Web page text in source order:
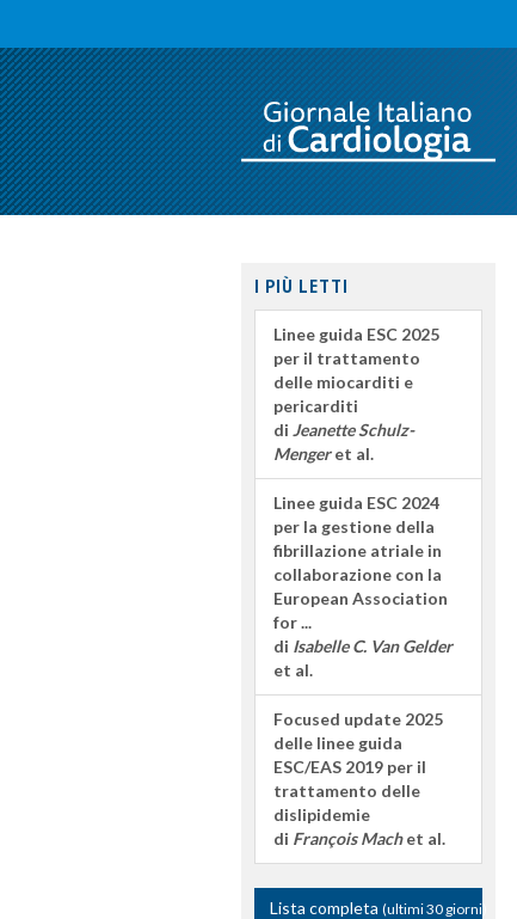
I PIÙ LETTI
Linee guida ESC 2025
per il trattamento
delle miocarditi e
pericarditi
di Jeanette Schulz-
Mengeret al.
Linee guida ESC 2024
per la gestione della
fibrillazione atriale in
collaborazione con la
European Association
for ...
di Isabelle C. Van Gelder
et al.
Focused update 2025
delle linee guida
ESC/EAS 2019 per il
trattamento delle
dislipidemie
di François Machet al.
Lista completa (ultimi 30 giorni)